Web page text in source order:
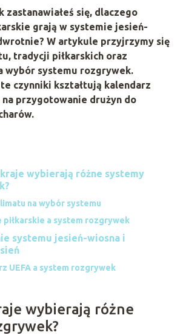
zastanawiałeś się, dlaczego
grają w systemie jesień-
W artykule przyjrzymy się
tradycji piłkarskich oraz
wybór systemu rozgrywek.
czynniki kształtują kalendarz
na przygotowanie drużyn do
wybierają różne systemy
na wybór systemu
piłkarskie a system rozgrywek
systemu jesień-wiosna i
UEFA a system rozgrywek
wybierają różne